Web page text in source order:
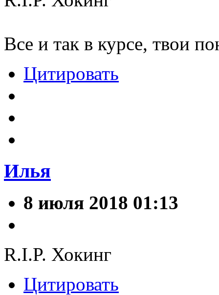
Все и так в курсе, твои
Цитировать
Илья
8 июля 2018 01:13
R.I.P. Хокинг
Цитировать